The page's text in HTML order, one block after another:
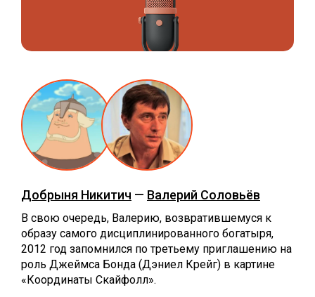
Добрыня Никитич — Валерий Соловьёв
В свою очередь, Валерию, возвратившемуся к
образу самого дисциплинированного богатыря,
2012 год запомнился по третьему приглашению на
роль Джеймса Бонда (Дэниел Крейг) в картине
«Координаты Скайфолл».